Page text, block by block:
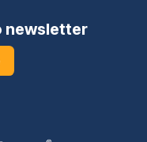
newsletter